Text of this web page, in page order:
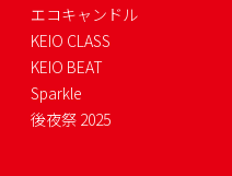
エコキャンドル
KEIO CLASS
KEIO BEAT
Sparkle
後夜祭 2025